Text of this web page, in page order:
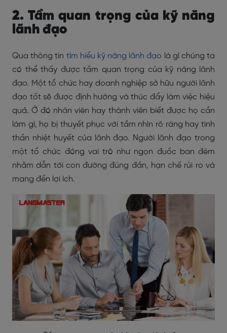
2. Tầm quan trọng của kỹ năng
lãnh đạo
Qua thông tin tìm hiểu kỹ năng lãnh đạo là gì chúng ta
có thể thấy được tầm quan trọng của kỹ năng lãnh
đạo. Một tổ chức hay doanh nghiệp sở hữu người lãnh
đạo tốt sẽ được định hướng và thúc đẩy làm việc hiệu
quả. Ở đó nhân viên hay thành viên biết được họ cần
làm gì, họ bị thuyết phục với tầm nhìn rõ ràng hay tinh
thần nhiệt huyết của lãnh đạo. Người lãnh đạo trong
một tổ chức đóng vai trò như ngọn đuốc ban đêm
nhằm dẫn tới con đường đúng đắn, hạn chế rủi ro và
mang đến lợi ích.